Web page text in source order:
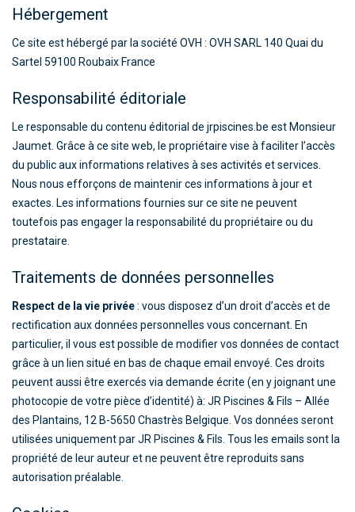
Hébergement
Ce site est hébergé par la société OVH : OVH SARL 140 Quai du
Sartel 59100 Roubaix France
Responsabilité éditoriale
Le responsable du contenu éditorial de jrpiscines.be est Monsieur
Jaumet. Grâce à ce site web, le propriétaire vise à faciliter l’accès
du public aux informations relatives à ses activités et services.
Nous nous efforçons de maintenir ces informations à jour et
exactes. Les informations fournies sur ce site ne peuvent
toutefois pas engager la responsabilité du propriétaire ou du
prestataire.
Traitements de données personnelles
Respect de la vie privée: vous disposez d’un droit d’accès et de
rectification aux données personnelles vous concernant. En
particulier, il vous est possible de modifier vos données de contact
grâce à un lien situé en bas de chaque email envoyé. Ces droits
peuvent aussi être exercés via demande écrite (en y joignant une
photocopie de votre pièce d’identité) à: JR Piscines & Fils – Allée
des Plantains, 12 B-5650 Chastrès Belgique. Vos données seront
utilisées uniquement par JR Piscines & Fils. Tous les emails sont la
propriété de leur auteur et ne peuvent être reproduits sans
autorisation préalable.